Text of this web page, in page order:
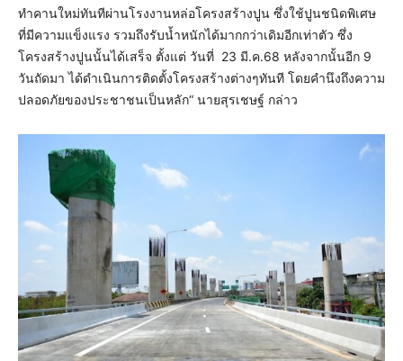
ทำคานใหม่ทันทีผ่านโรงงานหล่อโครงสร้างปูน ซึ่งใช้ปูนชนิดพิเศษ
ที่มีความแข็งแรง รวมถึงรับน้ำหนักได้มากกว่าเดิมอีกเท่าตัว ซึ่ง
โครงสร้างปูนนั้นได้เสร็จ ตั้งแต่ วันที่ 23 มี.ค.68 หลังจากนั้นอีก 9
วันถัดมา ได้ดำเนินการติดตั้งโครงสร้างต่างๆทันที โดยคำนึงถึงความ
ปลอดภัยของประชาชนเป็นหลัก“ นายสุรเชษฐ์ กล่าว